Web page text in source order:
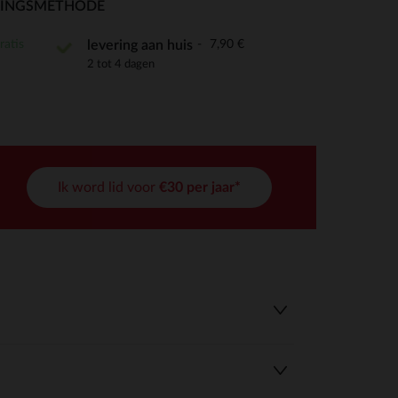
aan te passen en te beheren, en zorgt ervoor dat aan
levering aan huis 7,90 €
2 tot 4 dagen
Ik word lid voor €30 per jaar*